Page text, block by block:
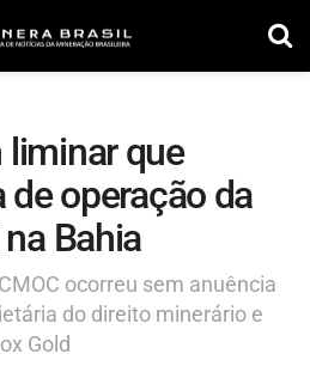
que
de operação da
Bahia
ocorreu sem anuência
do direito minerário e
Gold